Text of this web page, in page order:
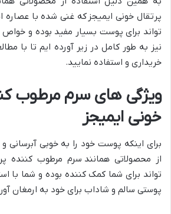
پرتقال خونی ایمیجز که غنی شده با عصاره
تواند برای پوست بسیار مفید بوده و
نیز به طور کامل در زیر آورده ایم تا با
خریداری و استفاده نمایید.
ویژگی های سرم مرطوب
خونی ایمیجز
برای اینکه پوست خود را به خوبی آبرسانی و
از محصولاتی همانند سرم مرطوب کننده
تواند برای شما کمک کننده بوده و شما با
پوستی سالم و شاداب برای خود به ارمغان